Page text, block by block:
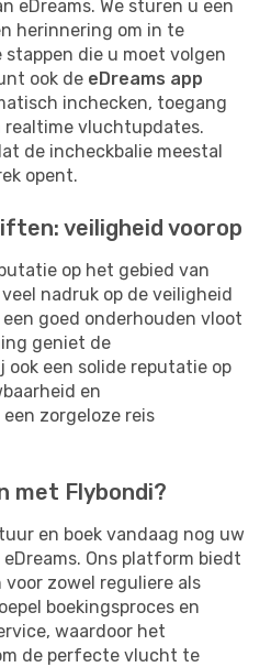
eDreams. We sturen u een
herinnering om in te
stappen die u moet volgen
ook de eDreams app
inchecken, toegang
realtime vluchtupdates.
de incheckbalie meestal
opent.
veiligheid voorop
op het gebied van
nadruk op de veiligheid
goed onderhouden vloot
geniet de
een solide reputatie op
en
zorgeloze reis
met Flybondi?
en boek vandaag nog uw
Ons platform biedt
zowel reguliere als
boekingsproces en
waardoor het
de perfecte vlucht te